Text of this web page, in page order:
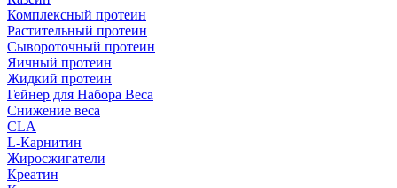
Комплексный протеин
Растительный протеин
Сывороточный протеин
Яичный протеин
Жидкий протеин
Гейнер для Набора Веса
Снижение веса
CLA
L-Карнитин
Жиросжигатели
Креатин